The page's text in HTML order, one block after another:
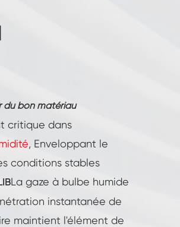
du bon matériau
critique dans
, Enveloppant le
conditions stables
La gaze à bulbe humide
instantanée de
maintient l'élément de